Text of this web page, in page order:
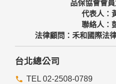
品保協會會
代表人：
聯絡人：
法律顧問：禾和國際法
台北總公司
TEL 02-2508-0789